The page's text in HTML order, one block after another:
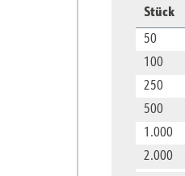
Stück
50
100
250
500
1.000
2.000